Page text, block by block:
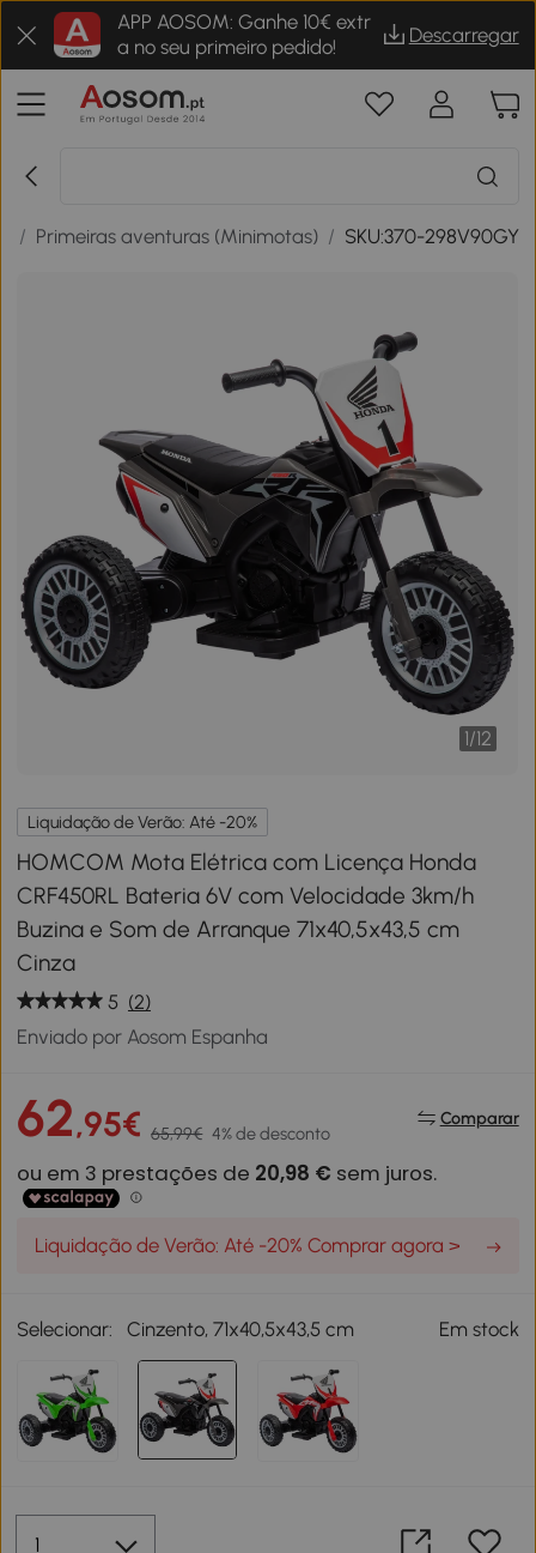
APP AOSOM: Ganhe 10€ extr
a no seu primeiro pedido!
Descarregar
/ Primeiras aventuras (Minimotas) / SKU:370-298V90GY
1/12
Liquidação de Verão: Até -20%
HOMCOM Mota Elétrica com Licença Honda
CRF450RL Bateria 6V com Velocidade 3km/h
Buzina e Som de Arranque 71x40,5x43,5 cm
Cinza
5 (2)
Enviado por Aosom Espanha
62,95€ 65,99€ 4% de desconto
Comparar
Liquidação de Verão: Até -20% Comprar agora >
Selecionar: Cinzento, 71x40,5x43,5 cm Em stock